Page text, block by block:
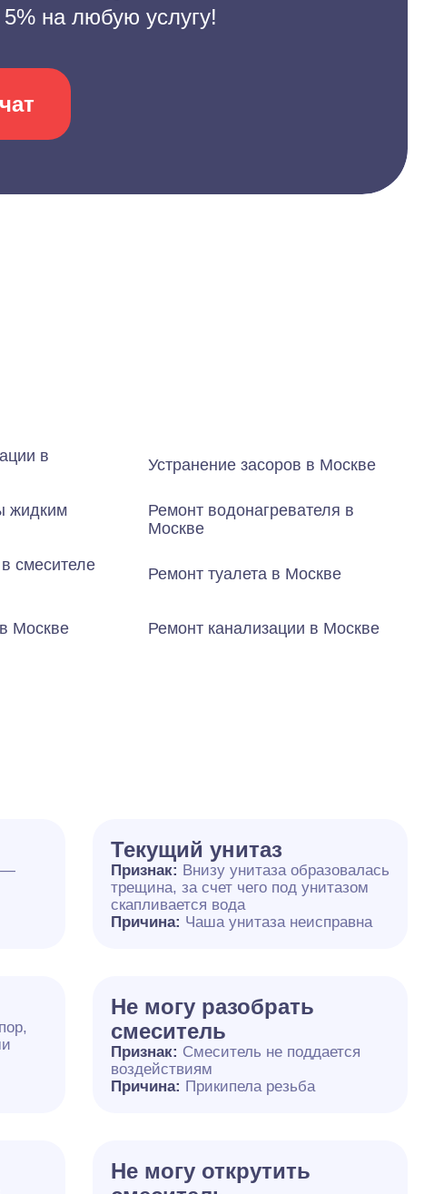
5% на любую услугу!
в
Устранение засоров в Москве
жидким
Ремонт водонагревателя в
Москве
смесителе
Ремонт туалета в Москве
Москве Ремонт канализации в Москве
—
Текущий унитаз
Признак: Внизу унитаза образовалась
трещина, за счет чего под унитазом
скапливается вода
Причина: Чаша унитаза неисправна
Не могу разобрать
смеситель
Признак: Смеситель не поддается
воздействиям
Причина: Прикипела резьба
Не могу открутить